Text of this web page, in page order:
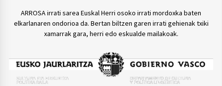
ARROSA irrati sarea Euskal Herri osoko irrati mordoxka baten
elkarlanaren ondorioa da. Bertan biltzen garen irrati gehienak txiki
xamarrak gara, herri edo eskualde mailakoak.